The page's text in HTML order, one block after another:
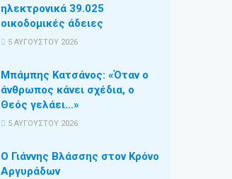
ηλεκτρονικά 39.025
οικοδομικές άδειες
5 ΑΥΓΟΎΣΤΟΥ 2026
Μπάμπης Κατσάνος: «Όταν ο
άνθρωπος κάνει σχέδια, ο
Θεός γελάει…»
5 ΑΥΓΟΎΣΤΟΥ 2026
Ο Γιάννης Βλάσσης στον Κρόνο
Αργυράδων